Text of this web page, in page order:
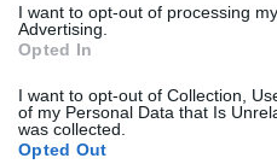
I want to opt-out of processing
Advertising.
Opted In
I want to opt-out of Collection,
of my Personal Data that Is
was collected.
Opted Out